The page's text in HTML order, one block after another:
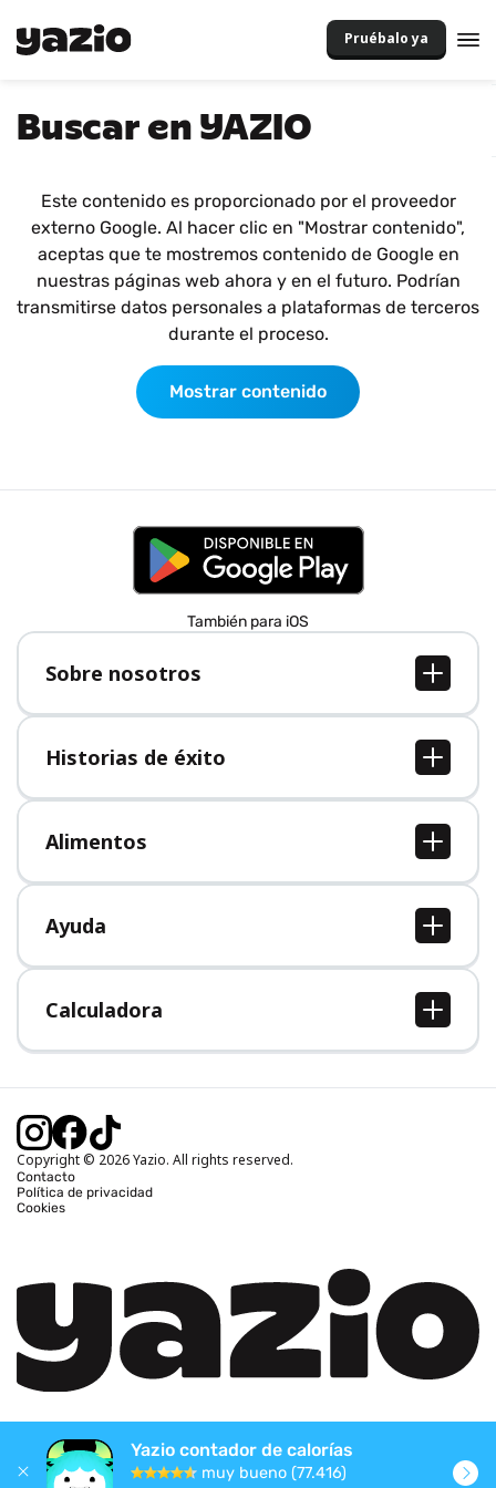
Pruébalo ya
Buscar en YAZIO
Este contenido es proporcionado por el proveedor
externo Google. Al hacer clic en "Mostrar contenido",
aceptas que te mostremos contenido de Google en
nuestras páginas web ahora y en el futuro. Podrían
transmitirse datos personales a plataformas de terceros
durante el proceso.
Mostrar contenido
También para iOS
Sobre nosotros
Sobre nosotros
Empleo
Prensa
Historias de éxito
Todas las historias de éxito
Alimentos
Todos los alimentos
Ayuda
Centro de ayuda
Calculadora
Calcular IMC
Calcular peso ideal
Calcular calorías quemadas
Copyright © 2026 Yazio. All rights reserved.
Contacto
Política de privacidad
Cookies
Yazio contador de calorías
muy bueno (77.416)